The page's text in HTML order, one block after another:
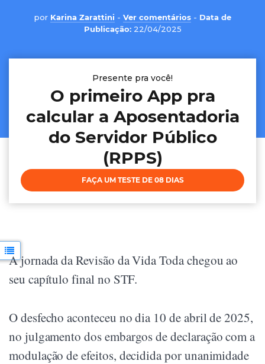
por Karina Zarattini - Ver comentários - Data de
Publicação: 22/04/2025
Presente pra você!
O primeiro App pra
calcular a Aposentadoria
do Servidor Público
(RPPS)
FAÇA UM TESTE DE 08 DIAS
A jornada da Revisão da Vida Toda chegou ao
seu capítulo final no STF.
O desfecho aconteceu no dia 10 de abril de 2025,
no julgamento dos embargos de declaração com a
modulação de efeitos, decidida por unanimidade